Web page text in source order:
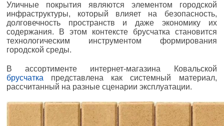
Уличные покрытия являются элементом городской
инфраструктуры, который влияет на безопасность,
долговечность пространств и даже экономику их
содержания. В этом контексте брусчатка становится
технологическим инструментом формирования
городской среды.
В ассортименте интернет-магазина Ковальской
брусчатка представлена как системный материал,
рассчитанный на разные сценарии эксплуатации.